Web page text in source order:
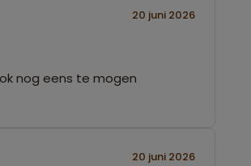
20 juni 2026
nog eens te mogen
20 juni 2026